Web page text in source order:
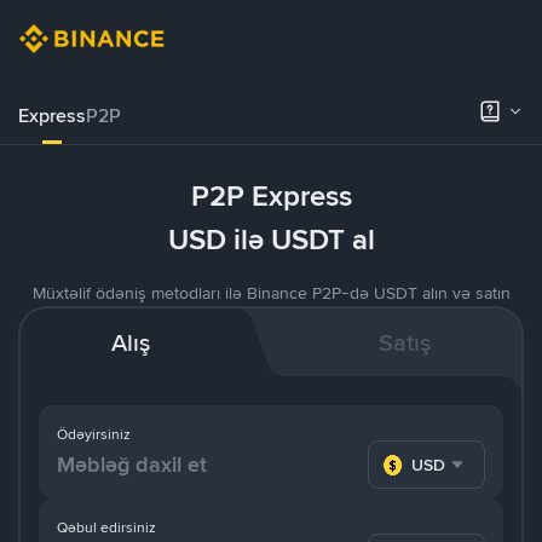
ExpressP2P
P2P Express
USD ilə USDT al
Müxtəlif ödəniş metodları ilə Binance P2P-də USDT alın və satın
Alış Satış
Ödəyirsiniz
USD
Qəbul edirsiniz